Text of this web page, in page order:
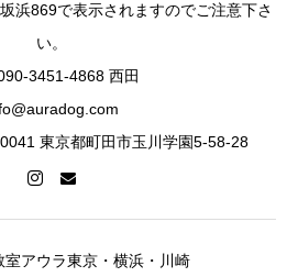
浜869で表示されますのでご注意下さ
い。
3451-4868 西田
東京都町田市玉川学園5-58-28
室アウラ東京・横浜・川崎